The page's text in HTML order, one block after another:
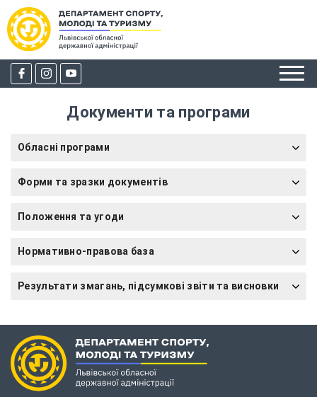
Документи та програми
Обласні програми
Форми та зразки документів
Положення та угоди
Нормативно-правова база
Результати змагань, підсумкові звіти та висновки